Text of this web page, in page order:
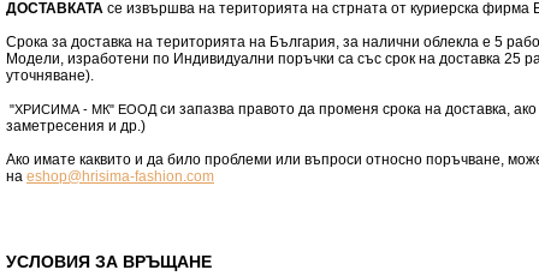
ДОСТАВКАТА се извършва на територията на стрната от куриерска фирма
Срока за доставка на територията на България, за налични облекла е 5
Модели, изработени по Индивидуални поръчки са със срок на доставка 25
уточняване).
"ХРИСИМА - МК" ЕООДси запазва правото да променя срока на доставка,
заметресения и др.)
Ако имате каквито и да било проблеми или въпроси относно поръчване,
на eshop@hrisima-fashion.com
УСЛОВИЯ ЗА ВРЪЩАНЕ